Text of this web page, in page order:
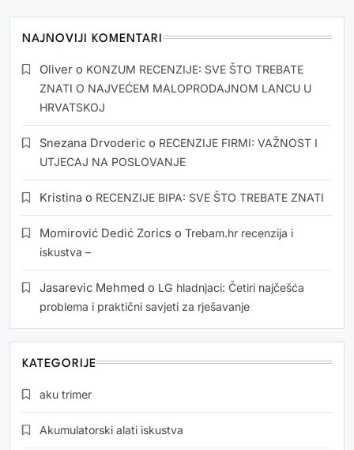
NAJNOVIJI KOMENTARI
Oliver o KONZUM RECENZIJE: SVE ŠTO TREBATE
ZNATI O NAJVEĆEM MALOPRODAJNOM LANCU U
HRVATSKOJ
Snezana Drvoderic o RECENZIJE FIRMI: VAŽNOST I
UTJECAJ NA POSLOVANJE
Kristina o RECENZIJE BIPA: SVE ŠTO TREBATE ZNATI
Momirović Dedić Zorics o Trebam.hr recenzija i
iskustva –
Jasarevic Mehmed o LG hladnjaci: Četiri najčešća
problema i praktični savjeti za rješavanje
KATEGORIJE
aku trimer
Akumulatorski alati iskustva